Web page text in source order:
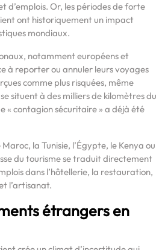
d’emplois. Or, les périodes de forte
ont historiquement un impact
mondiaux.
notamment européens et
à reporter ou annuler leurs voyages
comme plus risquées, même
situent à des milliers de kilomètres du
« contagion sécuritaire » a déjà été
la Tunisie, l’Égypte, le Kenya ou
du tourisme se traduit directement
dans l’hôtellerie, la restauration,
l’artisanat.
étrangers en